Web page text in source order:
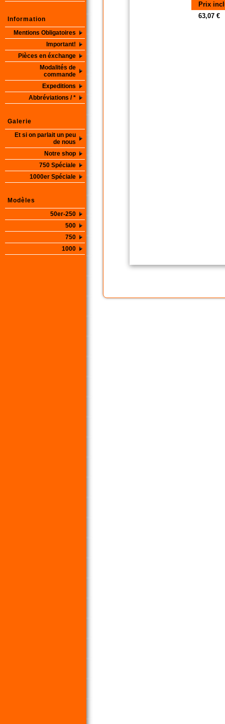
Information
Mentions Obligatoires
Important!
Pièces en éxchange
Modalités de
commande
Expeditions
Abbréviations / *
Galerie
Et si on parlait un peu
de nous
Notre shop
750 Spéciale
1000er Spéciale
Modèles
50er-250
500
750
1000
Prix
63,07 €